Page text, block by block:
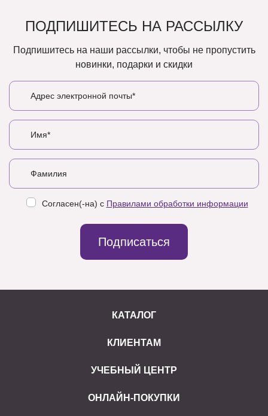
ПОДПИШИТЕСЬ НА РАССЫЛКУ
Подпишитесь на наши рассылки, чтобы не пропустить
новинки, подарки и скидки
Согласен(-на) с Правилами обработки информации
Подписаться
КАТАЛОГ
КЛИЕНТАМ
УЧЕБНЫЙ ЦЕНТР
ОНЛАЙН-ПОКУПКИ